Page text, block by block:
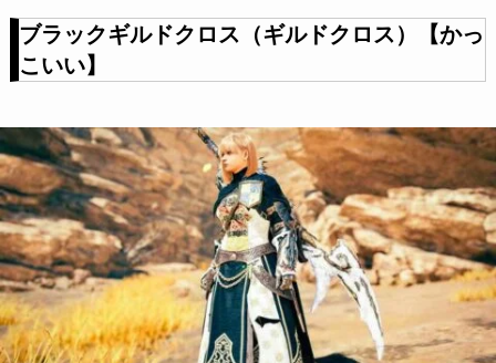
ブラックギルドクロス（ギルドクロス）【かっ
こいい】